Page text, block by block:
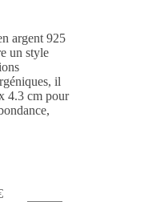
argent 925
un style
il
4.3 cm pour